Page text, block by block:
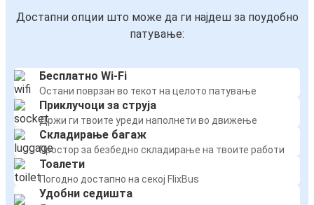
Достапни опции што може да ги најдеш за поудобно
патување:
Бесплатно Wi-Fi
Остани поврзан во текот на целото патување
Приклучоци за струја
Држи ги твоите уреди наполнети во движење
Складирање багаж
Простор за безбедно складирање на твоите работи
Тоалети
Погодно достапно на секој FlixBus
Удобни седишта